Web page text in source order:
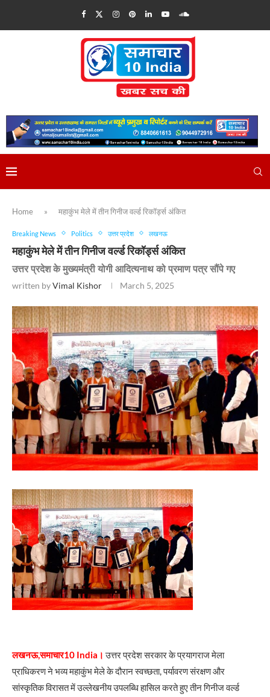
Home » महाकुंभ मेले में तीन गिनीज वर्ल्ड रिकॉर्ड्स अंकित
Breaking News Politics उत्तर प्रदेश लखनऊ
महाकुंभ मेले में तीन गिनीज वर्ल्ड रिकॉर्ड्स अंकित
उत्तर प्रदेश के मुख्यमंत्री योगी आदित्यनाथ को प्रमाण पत्र सौंपे गए
written byVimal Kishor March 5, 2025
लखनऊ,समाचार10 India। उत्तर प्रदेश सरकार के प्रयागराज मेला
प्राधिकरण ने भव्य महाकुंभ मेले के दौरान स्वच्छता, पर्यावरण संरक्षण और
सांस्कृतिक विरासत में उल्लेखनीय उपलब्धि हासिल करते हुए तीन गिनीज वर्ल्ड